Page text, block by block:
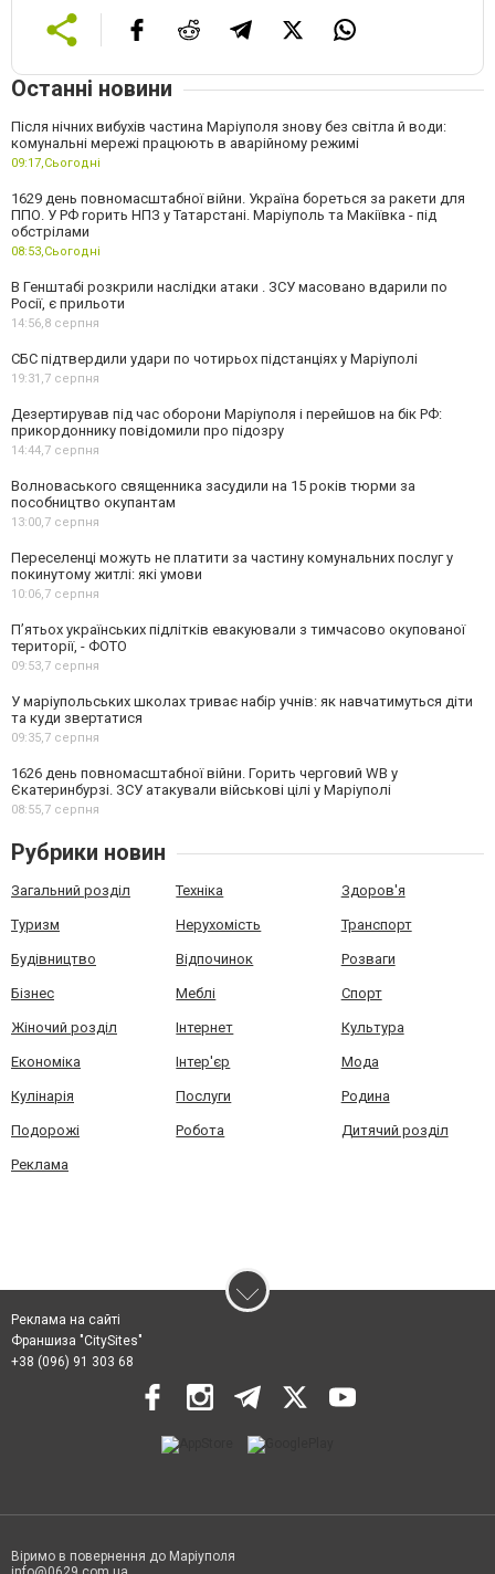
Останні новини
Після нічних вибухів частина Маріуполя знову без світла й води:
комунальні мережі працюють в аварійному режимі
09:17,Сьогодні
1629 день повномасштабної війни. Україна бореться за ракети для
ППО. У РФ горить НПЗ у Татарстані. Маріуполь та Макіївка - під
обстрілами
08:53,Сьогодні
В Генштабі розкрили наслідки атаки . ЗСУ масовано вдарили по
Росії, є прильоти
14:56,8 серпня
СБС підтвердили удари по чотирьох підстанціях у Маріуполі
19:31,7 серпня
Дезертирував під час оборони Маріуполя і перейшов на бік РФ:
прикордоннику повідомили про підозру
14:44,7 серпня
Волноваського священника засудили на 15 років тюрми за
пособництво окупантам
13:00,7 серпня
Переселенці можуть не платити за частину комунальних послуг у
покинутому житлі: які умови
10:06,7 серпня
П’ятьох українських підлітків евакуювали з тимчасово окупованої
території, - ФОТО
09:53,7 серпня
У маріупольських школах триває набір учнів: як навчатимуться діти
та куди звертатися
09:35,7 серпня
1626 день повномасштабної війни. Горить черговий WB у
Єкатеринбурзі. ЗСУ атакували військові цілі у Маріуполі
08:55,7 серпня
Рубрики новин
Загальний розділ Техніка Здоров'я
Туризм Нерухомість Транспорт
Будівництво Відпочинок Розваги
Бізнес Меблі Спорт
Жіночий розділ Інтернет Культура
Економіка Інтер'єр Мода
Кулінарія Послуги Родина
Подорожі Робота Дитячий розділ
Реклама
Реклама на сайті
Франшиза "CitySites"
+38 (096) 91 303 68
Віримо в повернення до Маріуполя